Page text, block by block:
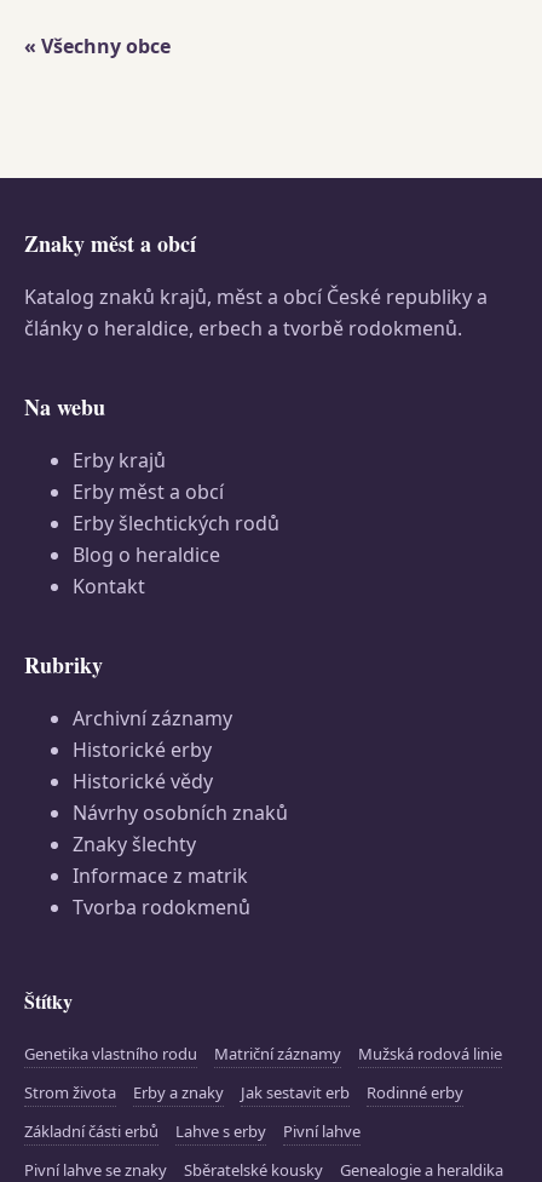
« Všechny obce
Znaky měst a obcí
Katalog znaků krajů, měst a obcí České republiky a
články o heraldice, erbech a tvorbě rodokmenů.
Na webu
Erby krajů
Erby měst a obcí
Erby šlechtických rodů
Blog o heraldice
Kontakt
Rubriky
Archivní záznamy
Historické erby
Historické vědy
Návrhy osobních znaků
Znaky šlechty
Informace z matrik
Tvorba rodokmenů
Štítky
Genetika vlastního rodu Matriční záznamy
Mužská rodová linie
Strom života
Erby a znaky Jak sestavit erb
Rodinné erby
Základní části erbů
Lahve s erby
Pivní lahve
Pivní lahve se znaky
Sběratelské kousky
Genealogie a heraldika